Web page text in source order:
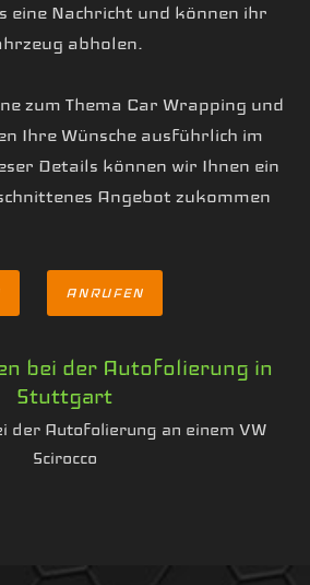
eine Nachricht und können ihr
abholen.
zum Thema Car Wrapping und
Ihre Wünsche ausführlich im
Details können wir Ihnen ein
Angebot zukommen
ANRUFEN
der Autofolierung an einem VW
Scirocco